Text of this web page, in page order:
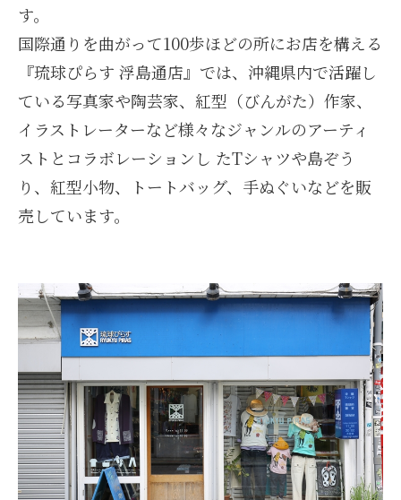
す。
国際通りを曲がって100歩ほどの所にお店を構える
『琉球ぴらす 浮島通店』では、沖縄県内で活躍し
ている写真家や陶芸家、紅型（びんがた）作家、
イラストレーターなど様々なジャンルのアーティ
ストとコラボレーションし たTシャツや島ぞう
り、紅型小物、トートバッグ、手ぬぐいなどを販
売しています。